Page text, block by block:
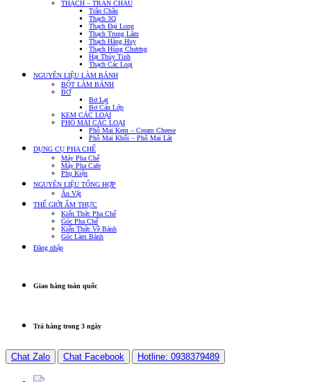
THẠCH – TRÂN CHÂU
Trân Châu
Thạch 3Q
Thạch Đại Long
Thạch Trung Lâm
Thạch Hàng Huy
Thạch Hùng Chương
Hạt Thủy Tinh
Thạch Các Loại
NGUYÊN LIỆU LÀM BÁNH
BỘT LÀM BÁNH
BƠ
Bơ Lạt
Bơ Cán Lớp
KEM CÁC LOẠI
PHÔ MAI CÁC LOẠI
Phô Mai Kem – Cream Cheese
Phô Mai Khối – Phô Mai Lát
DỤNG CỤ PHA CHẾ
Máy Pha Chế
Máy Pha Cafe
Phụ Kiện
NGUYÊN LIỆU TỔNG HỢP
Ăn Vặt
THẾ GIỚI ẨM THỰC
Kiến Thức Pha Chế
Góc Pha Chế
Kiến Thức Về Bánh
Góc Làm Bánh
Đăng nhập
Giao hàng toàn quốc
Trả hàng trong 3 ngày
Chat Zalo Chat Facebook Hotline: 0938379489